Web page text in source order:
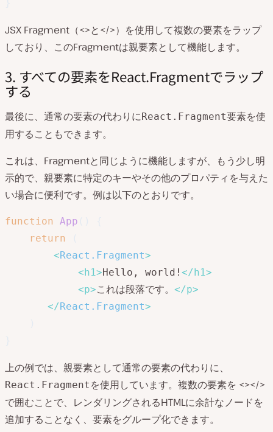
JSX Fragment（<>と</>）を使用して複数の要素をラップ
しており、このFragmentは親要素として機能します。
3. すべての要素をReact.Fragmentでラップ
する
最後に、通常の要素の代わりにReact.Fragment要素を使
用することもできます。
これは、Fragmentと同じように機能しますが、もう少し明
示的で、親要素に特定のキーやその他のプロパティを与えた
い場合に便利です。例は以下のとおりです。
function App
return
<React.Fragment>
< h1>Hello, world! </ h1>
<p>これは段落です。 </p>
</React.Fragment>
上の例では、親要素として通常の要素の代わりに、
React.Fragment を使用しています。複数の要素を <></>
で囲むことで、レンダリングされるHTMLに余計なノードを
追加することなく、要素をグループ化できます。